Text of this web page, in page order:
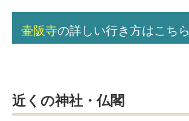
壷阪寺の詳しい行き方はこちら
近くの神社・仏閣